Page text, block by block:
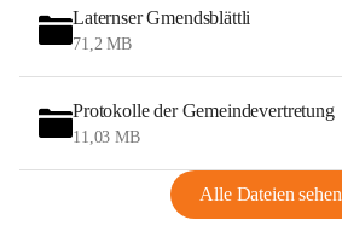
Laternser Gmendsblättli
71,2 MB
Protokolle der Gemeindevertretung
11,03 MB
Alle Dateien sehen